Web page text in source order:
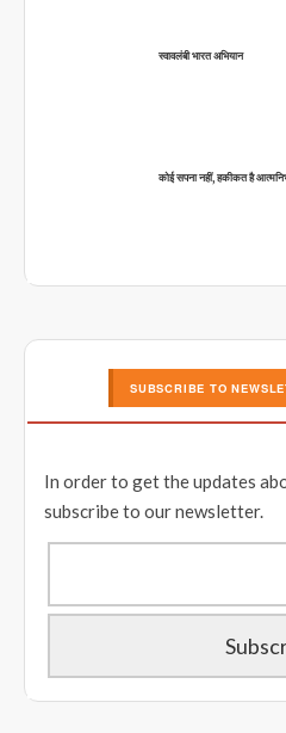
स्वावलंबी भारत अभियान
कोई सपना नहीं, हकीकत है
SUBSCRIBE TO
In order to get the updates
subscribe to our newsletter.